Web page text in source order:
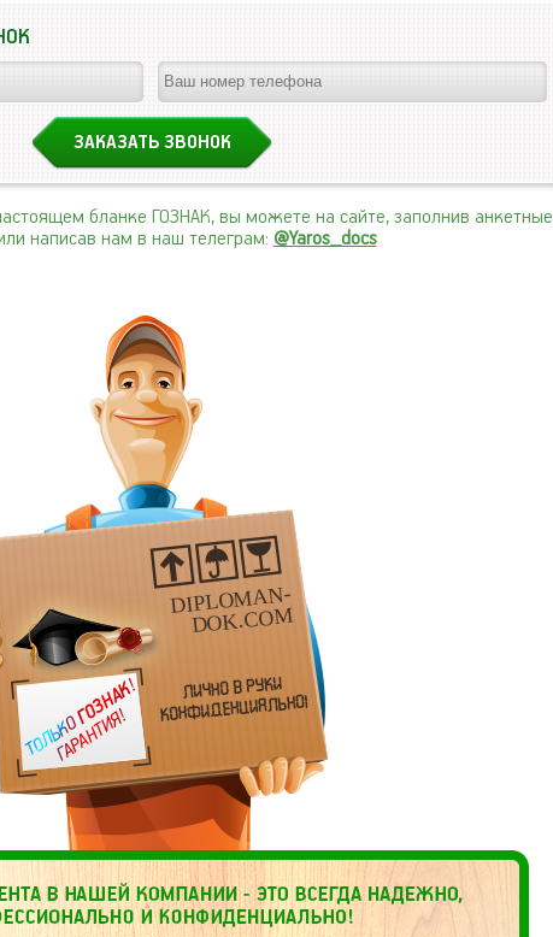
бланке ГОЗНАК, вы можете на сайте, заполнив анкетные
написав нам в наш телеграм: @Yaros_docs
DIPLOMAN-
DOK.COM